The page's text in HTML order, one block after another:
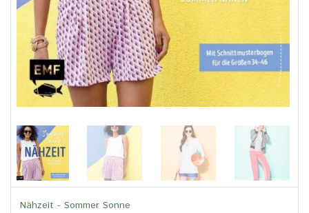
Nähzeit - Sommer Sonne